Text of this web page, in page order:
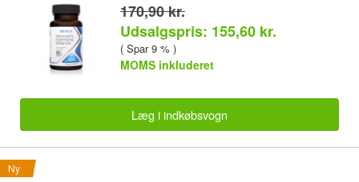
170,90 kr.
Udsalgspris: 155,60 kr.
( Spar 9 % )
MOMS inkluderet
Læg i indkøbsvogn
Ny